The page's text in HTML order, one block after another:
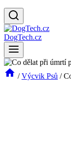
DogTech.cz
/ Výcvik Psů /